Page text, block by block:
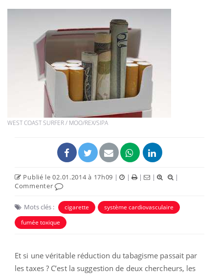
WEST COAST SURFER / MOO/REX/SIPA
Publié le 02.01.2014 à 17h09 | | | |
|
Commenter
Mots clés : cigarette
système cardiovasculaire
fumée toxique
Et si une véritable réduction du tabagisme passait par
les taxes ? C’est la suggestion de deux chercheurs, les